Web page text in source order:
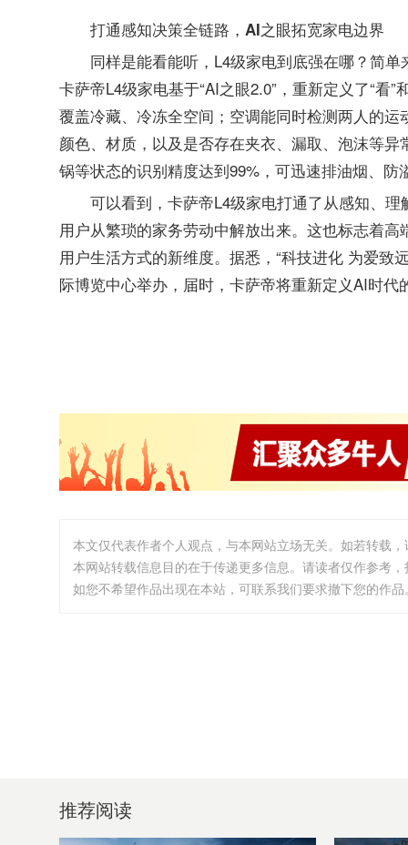
打通感知决策全链路，AI之眼拓宽家电边界
同样是能看能听，L4级家电到底强在哪？简
卡萨帝L4级家电基于“AI之眼2.0”，重新定义了“看
覆盖冷藏、冷冻全空间；空调能同时检测两人的运
颜色、材质，以及是否存在夹衣、漏取、泡沫等
锅等状态的识别精度达到99%，可迅速排油烟、防
可以看到，卡萨帝L4级家电打通了从感知、
用户从繁琐的家务劳动中解放出来。这也标志着
用户生活方式的新维度。据悉，“科技进化 为爱致
际博览中心举办，届时，卡萨帝将重新定义AI时代
本文仅代表作者个人观点，与本网站立场无关。如若转载
本网站转载信息目的在于传递更多信息。请读者仅作参考
如您不希望作品出现在本站，可联系我们要求撤下您的作
推荐阅读